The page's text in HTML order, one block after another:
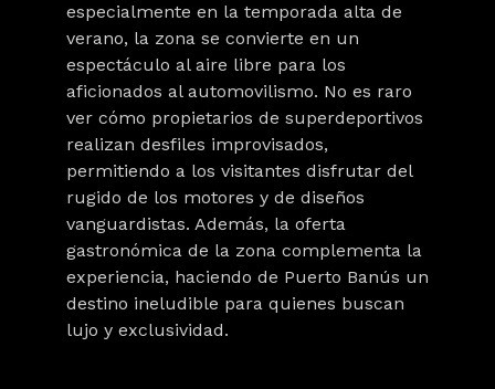
especialmente en la temporada alta de
verano, la zona se convierte en un
espectáculo al aire libre para los
aficionados al automovilismo. No es raro
ver cómo propietarios de superdeportivos
realizan desfiles improvisados,
permitiendo a los visitantes disfrutar del
rugido de los motores y de diseños
vanguardistas. Además, la oferta
gastronómica de la zona complementa la
experiencia, haciendo de Puerto Banús un
destino ineludible para quienes buscan
lujo y exclusividad.